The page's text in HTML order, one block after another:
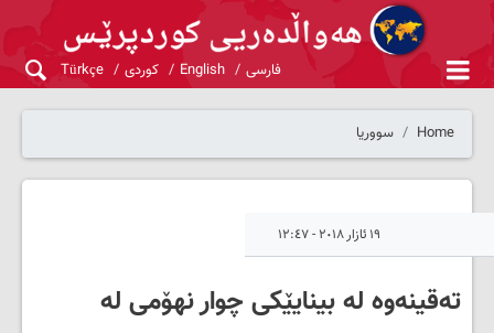
فارسی English کوردی Türkçe
Home سووریا
١٩ ئازار ٢٠١٨ - ١٢:٤٧
ته‌قینه‌وه‌ له‌ بینایێکی چوار نهۆمی له‌